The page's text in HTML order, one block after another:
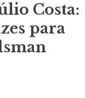
Costa:
para